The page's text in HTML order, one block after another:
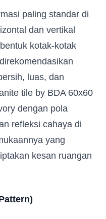
paling standar di
dan vertikal
kotak-kotak
luas, dan
tile by BDA 60x60
dengan pola
refleksi cahaya di
yang
kesan ruangan